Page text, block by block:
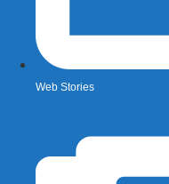
Web Stories